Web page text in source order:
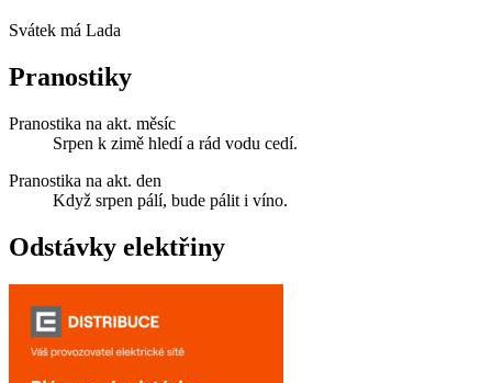
Svátek má Lada
Pranostiky
Pranostika na akt. měsíc
Srpen k zimě hledí a rád vodu cedí.
Pranostika na akt. den
Když srpen pálí, bude pálit i víno.
Odstávky elektřiny